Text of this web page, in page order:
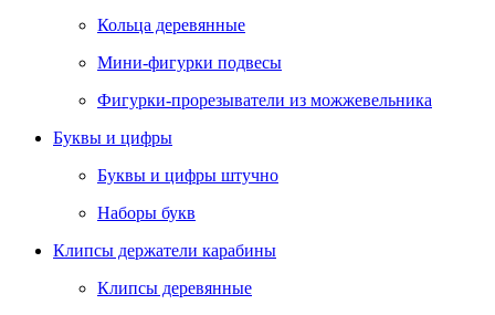
Кольца деревянные
Мини-фигурки подвесы
Фигурки-прорезыватели из можжевельника
Буквы и цифры
Буквы и цифры штучно
Наборы букв
Клипсы держатели карабины
Клипсы деревянные